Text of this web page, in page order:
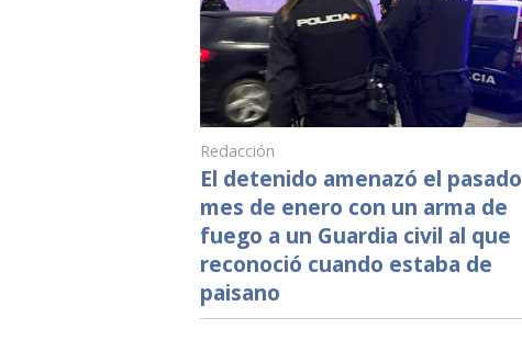
Redacción
El detenido amenazó el pasado
mes de enero con un arma de
fuego a un Guardia civil al que
reconoció cuando estaba de
paisano